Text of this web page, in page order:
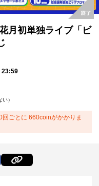
月初単独ライブ「ビ
23:59
い）
ごとに 660coinがかかりま